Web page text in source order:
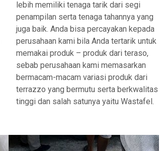
lebih memiliki tenaga tarik dari segi
penampilan serta tenaga tahannya yang
juga baik. Anda bisa percayakan kepada
perusahaan kami bila Anda tertarik untuk
memakai produk – produk dari teraso,
sebab perusahaan kami memasarkan
bermacam-macam variasi produk dari
terrazzo yang bermutu serta berkwalitas
tinggi dan salah satunya yaitu Wastafel.